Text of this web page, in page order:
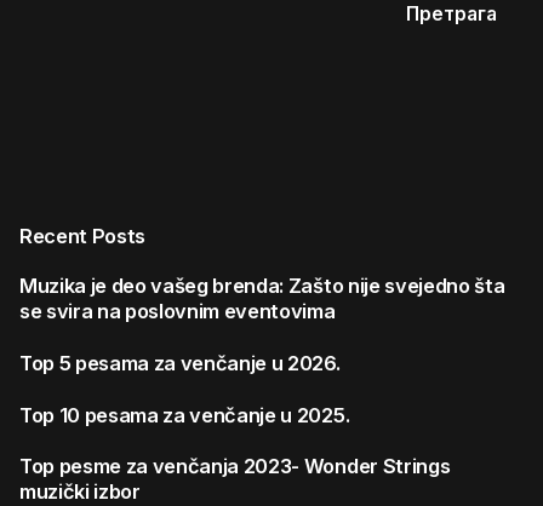
Претрага
Recent Posts
Muzika je deo vašeg brenda: Zašto nije svejedno šta
se svira na poslovnim eventovima
Top 5 pesama za venčanje u 2026.
Top 10 pesama za venčanje u 2025.
Top pesme za venčanja 2023- Wonder Strings
muzički izbor